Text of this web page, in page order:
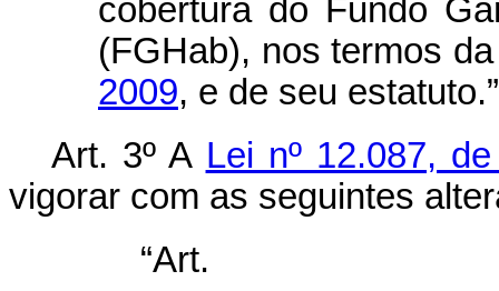
cobertura do Fundo
(FGHab), nos termos
2009, e de seu
Art. 3º A Lei nº 12.087,
vigorar com as seguintes